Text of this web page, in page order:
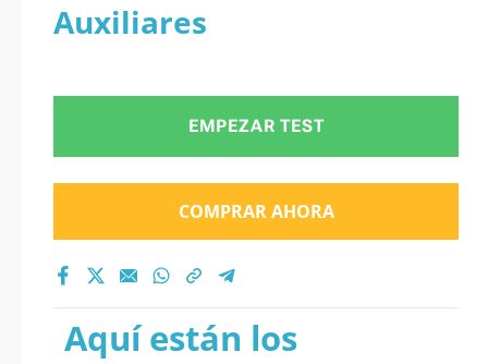
Auxiliares
EMPEZAR TEST
COMPRAR AHORA
Aquí están los